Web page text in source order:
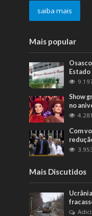
saiba mais
Mais popular
Estado
Show
no
Com
Mais Discutidos